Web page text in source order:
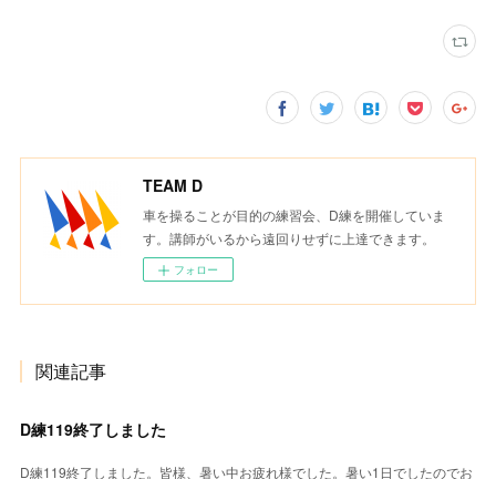
TEAM D
車を操ることが目的の練習会、D練を開催していま
す。講師がいるから遠回りせずに上達できます。
フォロー
関連記事
D練119終了しました
D練119終了しました。皆様、暑い中お疲れ様でした。暑い1日でしたのでお